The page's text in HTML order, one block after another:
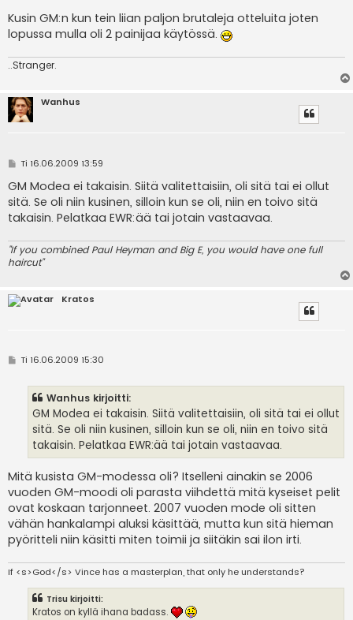
Kusin GM:n kun tein liian paljon brutaleja otteluita joten
lopussa mulla oli 2 painijaa käytössä.
..Stranger.
Wanhus
V
e
s
t
i
Ti 16.06.2009 13:59
GM Modea ei takaisin. Siitä valitettaisiin, oli sitä tai ei ollut
sitä. Se oli niin kusinen, silloin kun se oli, niin en toivo sitä
takaisin. Pelatkaa EWR:ää tai jotain vastaavaa.
"If you combined Paul Heyman and Big E, you would have one full
haircut"
Kratos
VTi 16.06.2009 15:30
Wanhus kirjoitti:
GM Modea ei takaisin. Siitä valitettaisiin, oli sitä tai ei ollut
sitä. Se oli niin kusinen, silloin kun se oli, niin en toivo sitä
takaisin. Pelatkaa EWR:ää tai jotain vastaavaa.
Mitä kusista GM-modessa oli? Itselleni ainakin se 2006
vuoden GM-moodi oli parasta viihdettä mitä kyseiset pelit
ovat koskaan tarjonneet. 2007 vuoden mode oli sitten
vähän hankalampi aluksi käsittää, mutta kun sitä hieman
pyöritteli niin käsitti miten toimii ja siitäkin sai ilon irti.
If <s>God</s> Vince has a masterplan, that only he understands?
Trisu kirjoitti:
Kratos on kyllä ihana badass.